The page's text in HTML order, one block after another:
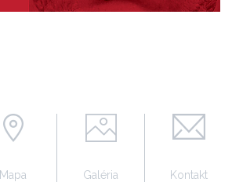
Mapa Galéria Kontakt